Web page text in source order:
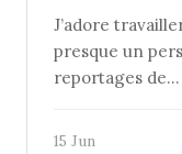
J’adore
presque un
reportages de...
15 Jun